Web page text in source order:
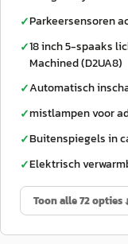
✓Parkeersensoren
✓18 inch 5-spaaks
Machined (D2UA8)
✓Automatisch
✓mistlampen voor
✓Buitenspiegels in
✓Elektrisch
Toon alle 72 opties